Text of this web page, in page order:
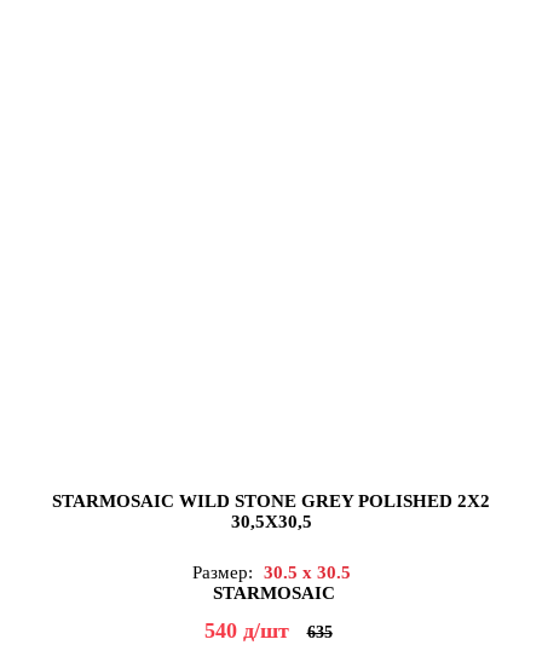
STARMOSAIC WILD STONE GREY POLISHED 2X2
30,5X30,5
Размер:
30.5 x 30.5
STARMOSAIC
540 д/шт 635